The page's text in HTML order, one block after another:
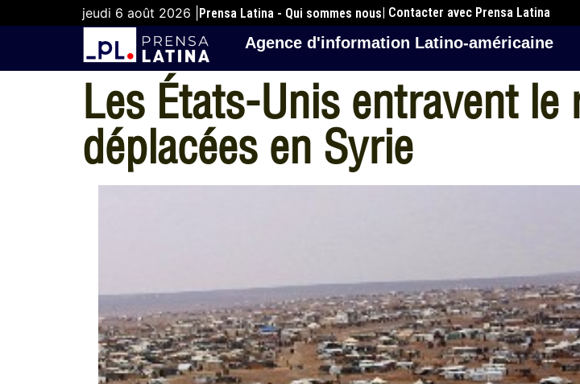
jeudi 6 août 2026 | Prensa Latina - Qui sommes nous| Contacter avec Prensa Latina
Agence d'information Latino-américaine
Les États-Unis entravent
déplacées en Syrie